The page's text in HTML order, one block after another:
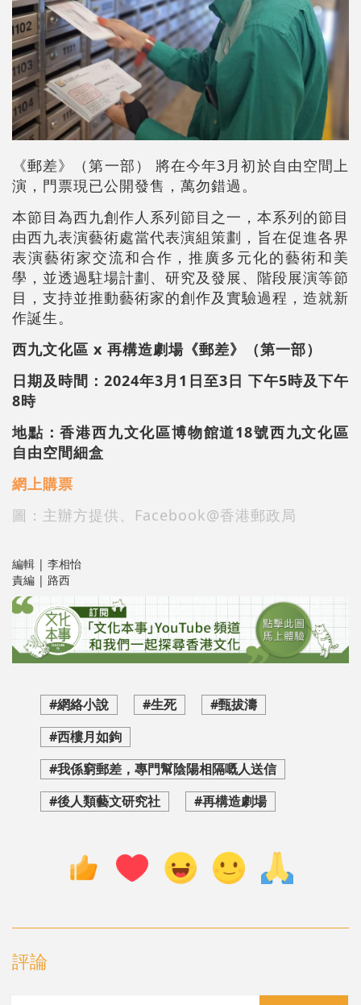
《郵差》（第一部） 將在今年3月初於自由空間上
演，門票現已公開發售，萬勿錯過。
本節目為西九創作人系列節目之一，本系列的節目
由西九表演藝術處當代表演組策劃，旨在促進各界
表演藝術家交流和合作，推廣多元化的藝術和美
學，並透過駐場計劃、研究及發展、階段展演等節
目，支持並推動藝術家的創作及實驗過程，造就新
作誕生。
西九文化區 x 再構造劇場《郵差》（第一部）
日期及時間：2024年3月1日至3日 下午5時及下午
8時
地點：香港西九文化區博物館道18號西九文化區
自由空間細盒
網上購票
圖：主辦方提供、Facebook@香港郵政局
編輯 | 李相怡
責編 | 路西
#網絡小說 #生死
#甄拔濤
#西樓月如鉤
#我係窮郵差，專門幫陰陽相隔嘅人送信
#後人類藝文研究社
#再構造劇場
評論